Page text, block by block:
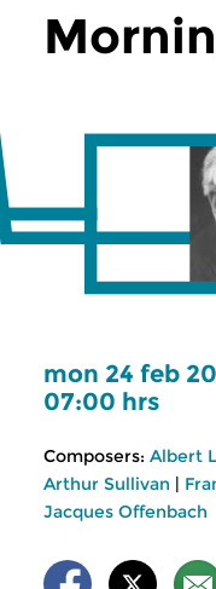
mon 24 feb
07:00 hrs
Composers: Albert
Arthur Sullivan |
Jacques Offenbach